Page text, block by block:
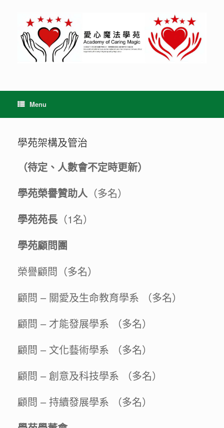
Menu
學苑架構及管治
（待定、人數會不定時更新）
學苑榮譽贊助人（多名）
學苑苑長（1名）
學苑顧問團
榮譽顧問（多名）
顧問 – 關愛及生命教育學系 （多名）
顧問 – 才能發展學系 （多名）
顧問 – 文化藝術學系 （多名）
顧問 – 創意及科技學系 （多名）
顧問 – 持續發展學系 （多名）